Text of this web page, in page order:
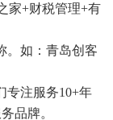
家+财税管理+有
。如：青岛创客
专注服务10+年
品牌。